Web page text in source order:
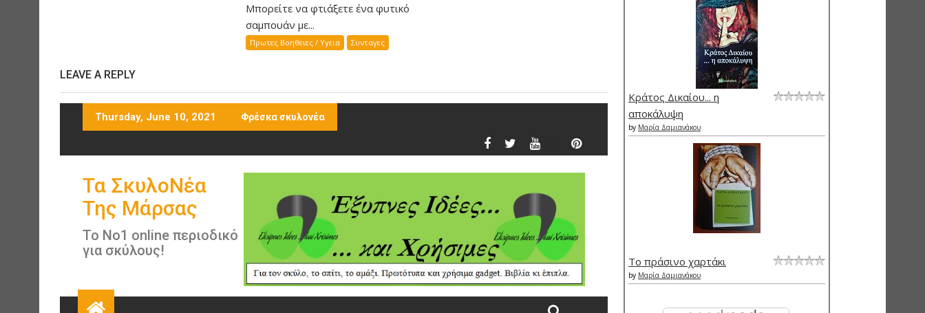
Μπορείτε να φτιάξετε ένα φυτικό
σαμπουάν με...
Πρωτες Βοηθειες / Υγεια Συνταγες
LEAVE A REPLY
Κράτος Δικαίου... η
αποκάλυψη
by Μαρία Δαμιανάκου
Το πράσινο χαρτάκι
by Μαρία Δαμιανάκου